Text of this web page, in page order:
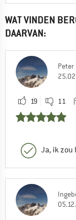
WAT VINDEN
DAARVAN:
Peter
19 11
Ja, ik zou